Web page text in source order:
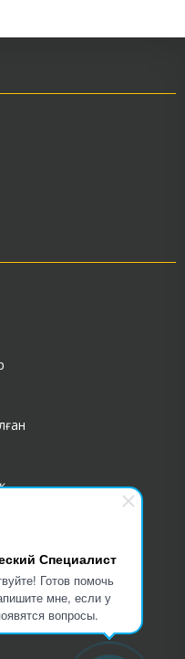
Специалист
Готов помочь
мне, если у
вопросы.